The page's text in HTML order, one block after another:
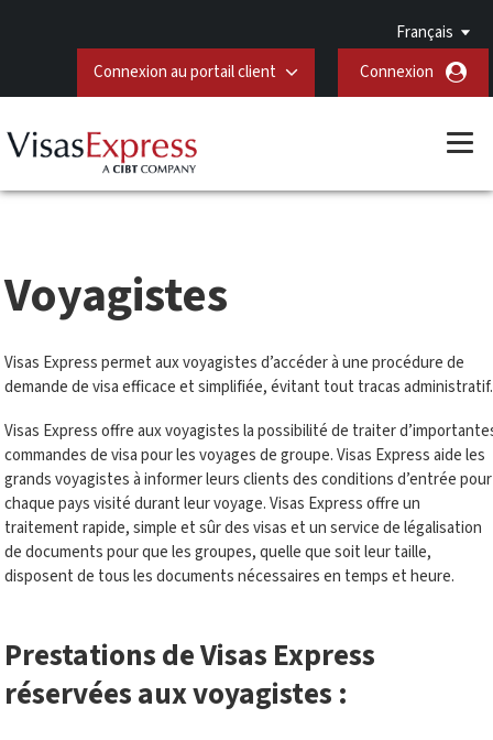
Français
Connexion au portail client
Connexion
Voyagistes
Visas Express permet aux voyagistes d’accéder à une procédure de
demande de visa efficace et simplifiée, évitant tout tracas
Visas Express offre aux voyagistes la possibilité de traiter
commandes de visa pour les voyages de groupe. Visas Express aide les
grands voyagistes à informer leurs clients des conditions d’entrée pour
chaque pays visité durant leur voyage. Visas Express offre un
traitement rapide, simple et sûr des visas et un service de légalisation
de documents pour que les groupes, quelle que soit leur taille,
disposent de tous les documents nécessaires en temps et heure.
Prestations de Visas Express
réservées aux voyagistes :